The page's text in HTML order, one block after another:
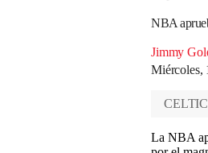
NBA
Jimmy
Miércoles,
La NBA